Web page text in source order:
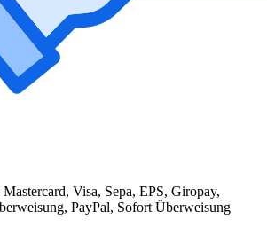
Visa, Sepa, EPS, Giropay,
PayPal, Sofort Überweisung